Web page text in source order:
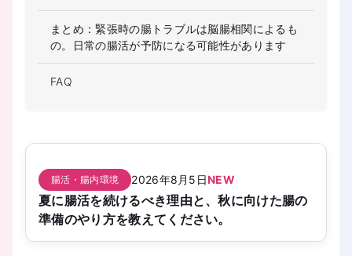
まとめ：緊張時の腸トラブルは脳腸相関によるも
の。日常の腸活が予防になる可能性があります
FAQ
腸活・腸内環境 2026年8月5日NEW
夏に腸活を続けるべき理由と、秋に向けた腸の
準備のやり方を教えてください。